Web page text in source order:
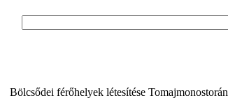
Bölcsődei férőhelyek létesítése Tomajmonostorán